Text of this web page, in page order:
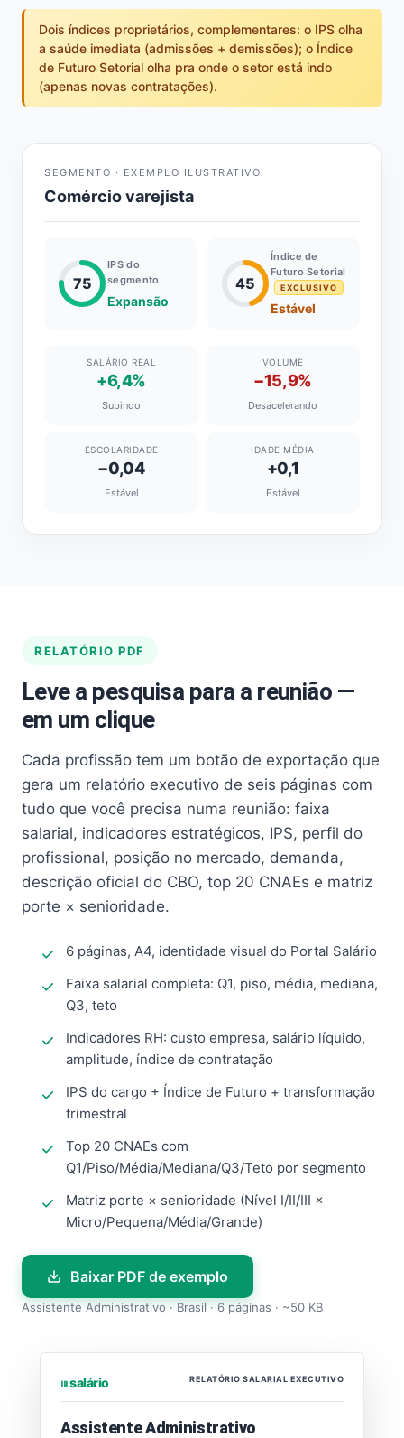
Dois índices proprietários, complementares: o IPS olha
a saúde imediata (admissões + demissões); o Índice
de Futuro Setorial olha pra onde o setor está indo
(apenas novas contratações).
SEGMENTO · EXEMPLO ILUSTRATIVO
Comércio varejista
75
IPS do
segmento
Expansão
45
Índice de
Futuro Setorial
EXCLUSIVO
Estável
SALÁRIO REAL
+6,4%
Subindo
VOLUME
−15,9%
Desacelerando
ESCOLARIDADE
−0,04
Estável
IDADE MÉDIA
+0,1
Estável
RELATÓRIO PDF
Leve a pesquisa para a reunião —
em um clique
Cada profissão tem um botão de exportação que
gera um relatório executivo de seis páginas com
tudo que você precisa numa reunião: faixa
salarial, indicadores estratégicos, IPS, perfil do
profissional, posição no mercado, demanda,
descrição oficial do CBO, top 20 CNAEs e matriz
porte × senioridade.
6 páginas, A4, identidade visual do Portal Salário
Faixa salarial completa: Q1, piso, média, mediana,
Q3, teto
Indicadores RH: custo empresa, salário líquido,
amplitude, índice de contratação
IPS do cargo + Índice de Futuro + transformação
trimestral
Top 20 CNAEs com
Q1/Piso/Média/Mediana/Q3/Teto por segmento
Matriz porte × senioridade (Nível I/II/III ×
Micro/Pequena/Média/Grande)
Baixar PDF de exemplo
Assistente Administrativo · Brasil · 6 páginas · ~50 KB
⏐⏐⏐ salário RELATÓRIO SALARIAL EXECUTIVO
Assistente Administrativo